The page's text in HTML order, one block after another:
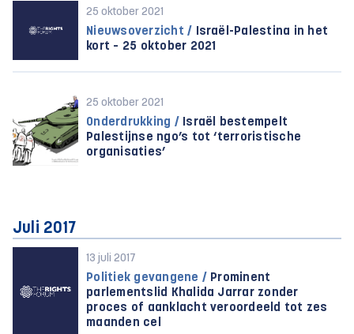
25 oktober 2021
Nieuwsoverzicht / Israël-Palestina in het
kort – 25 oktober 2021
25 oktober 2021
Onderdrukking / Israël bestempelt
Palestijnse ngo’s tot ‘terroristische
organisaties’
Juli 2017
13 juli 2017
Politiek gevangene / Prominent
parlementslid Khalida Jarrar zonder
proces of aanklacht veroordeeld tot zes
maanden cel